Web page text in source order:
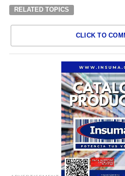
RELATED TOPICS
CLICK TO